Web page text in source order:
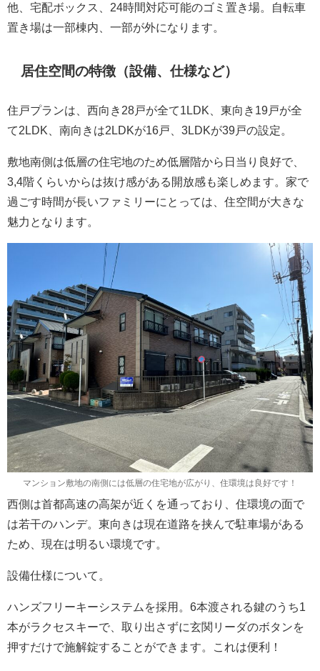
他、宅配ボックス、24時間対応可能のゴミ置き場。自転車
置き場は一部棟内、一部が外になります。
居住空間の特徴（設備、仕様など）
住戸プランは、西向き28戸が全て1LDK、東向き19戸が全
て2LDK、南向きは2LDKが16戸、3LDKが39戸の設定。
敷地南側は低層の住宅地のため低層階から日当り良好で、
3,4階くらいからは抜け感がある開放感も楽しめます。家で
過ごす時間が長いファミリーにとっては、住空間が大きな
魅力となります。
マンション敷地の南側には低層の住宅地が広がり、住環境は良好です！
西側は首都高速の高架が近くを通っており、住環境の面で
は若干のハンデ。東向きは現在道路を挟んで駐車場がある
ため、現在は明るい環境です。
設備仕様について。
ハンズフリーキーシステムを採用。6本渡される鍵のうち1
本がラクセスキーで、取り出さずに玄関リーダのボタンを
押すだけで施解錠することができます。これは便利！